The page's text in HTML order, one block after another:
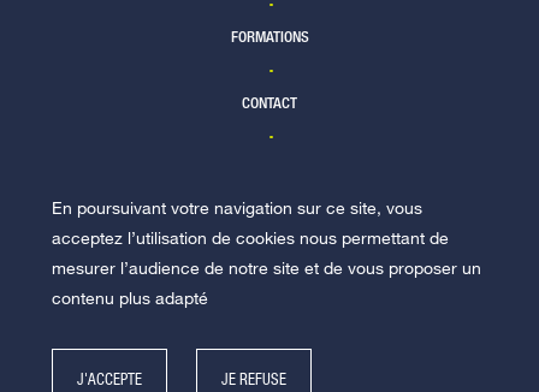
FORMATIONS
CONTACT
NOUS REJOINDRE
En poursuivant votre navigation sur ce site, vous
acceptez l’utilisation de cookies nous permettant de
mesurer l’audience de notre site et de vous proposer un
contenu plus adapté
J'ACCEPTE JE REFUSE